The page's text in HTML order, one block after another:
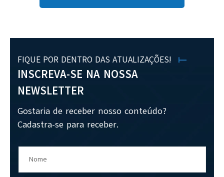
FIQUE POR DENTRO DAS ATUALIZAÇÕES!
INSCREVA-SE NA NOSSA
NEWSLETTER
Gostaria de receber nosso conteúdo?
Cadastra-se para receber.
Nome